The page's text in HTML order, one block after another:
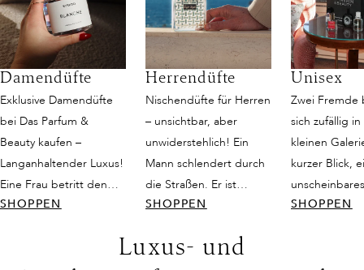
Damendüfte
Exklusive Damendüfte
bei Das Parfum &
Beauty kaufen –
Langanhaltender Luxus!
Eine Frau betritt den
Raum, und es ist, als
SHOPPEN
Herrendüfte
Nischendüfte für Herren
– unsichtbar, aber
unwiderstehlich! Ein
Mann schlendert durch
die Straßen. Er ist
attraktiv, schlicht
dennoch eine gewisse
SHOPPEN
Unisex
Zwei Fremde
sich zufällig
kleinen
kurzer Blick,
doch dann
SHOPPEN
Luxus- und